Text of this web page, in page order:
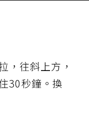
，往斜上方，
30秒鐘。換